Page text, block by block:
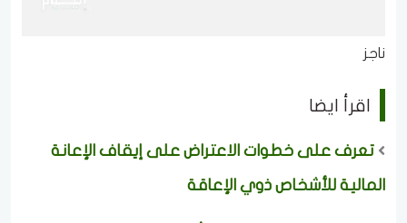
ناجز
اقرأ ايضا
تعرف على خطوات الاعتراض على إيقاف الإعانة
المالية للأشخاص ذوي الإعاقة